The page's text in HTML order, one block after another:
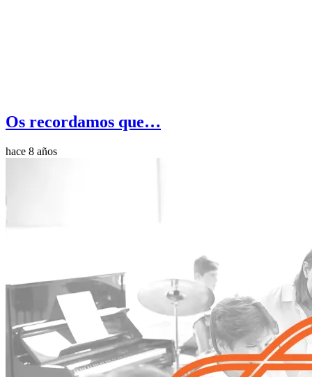
Os recordamos que…
hace 8 años